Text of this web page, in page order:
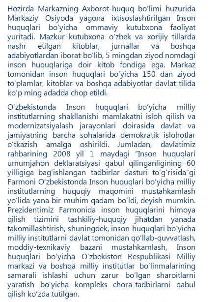
Hozirda Markazning Axborot-huquq bo‘limi huzurida
Markaziy Osiyoda yagona ixtisoslashtirilgan Inson
huquqlari bo‘yicha ommaviy kutubxona faoliyat
yuritadi. Mazkur kutubxona o‘zbek va xorijiy tillarda
nashr etilgan kitoblar, jurnallar va boshqa
adabiyotlardan iborat bo‘lib, 5 mingdan ziyod nomdagi
inson huquqlariga doir kitob fondiga ega. Markaz
tomonidan inson huquqlari bo‘yicha 150 dan ziyod
to‘plamlar, kitoblar va boshqa adabiyotlar davlat tilida
ko‘p ming adadda chop etildi.
O‘zbekistonda Inson huquqlari bo‘yicha milliy
institutlarning shakllanishi mamlakatni isloh qilish va
modernizatsiyalash jarayonlari doirasida davlat va
jamiyatning barcha sohalarida demokratik islohotlar
o‘tkazish amalga oshirildi. Jumladan, davlatimiz
rahbarining 2008 yil 1 maydagi “Inson huquqlari
umumjahon deklaratsiyasi qabul qilinganligining 60
yilligiga bag‘ishlangan tadbirlar dasturi to‘g‘risida”gi
Farmoni O‘zbekistonda Inson huquqlari bo‘yicha milliy
institutlarning huquqiy maqomini mustahkamlash
yo‘lida yana bir muhim qadam bo‘ldi, deyish mumkin.
Prezidentimiz Farmonida inson huquqlarini himoya
qilish tizimini tashkiliy-huquqiy jihatdan yanada
takomillashtirish, shuningdek, inson huquqlari bo‘yicha
milliy institutlarni davlat tomonidan qo‘llab-quvvatlash,
moddiy-texnikaviy bazani mustahkamlash, Inson
huquqlari bo‘yicha O‘zbekiston Respublikasi Milliy
markazi va boshqa milliy institutlar bo‘linmalarining
samarali ishlashi uchun zarur bo‘lgan sharoitlarni
yaratish bo‘yicha kompleks chora-tadbirlarni qabul
qilish ko‘zda tutilgan.